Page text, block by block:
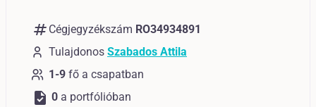
numbers Cégjegyzékszám RO34934891
Tulajdonos Szabados Attila
1-9 fő a csapatban
task 0 a portfólióban